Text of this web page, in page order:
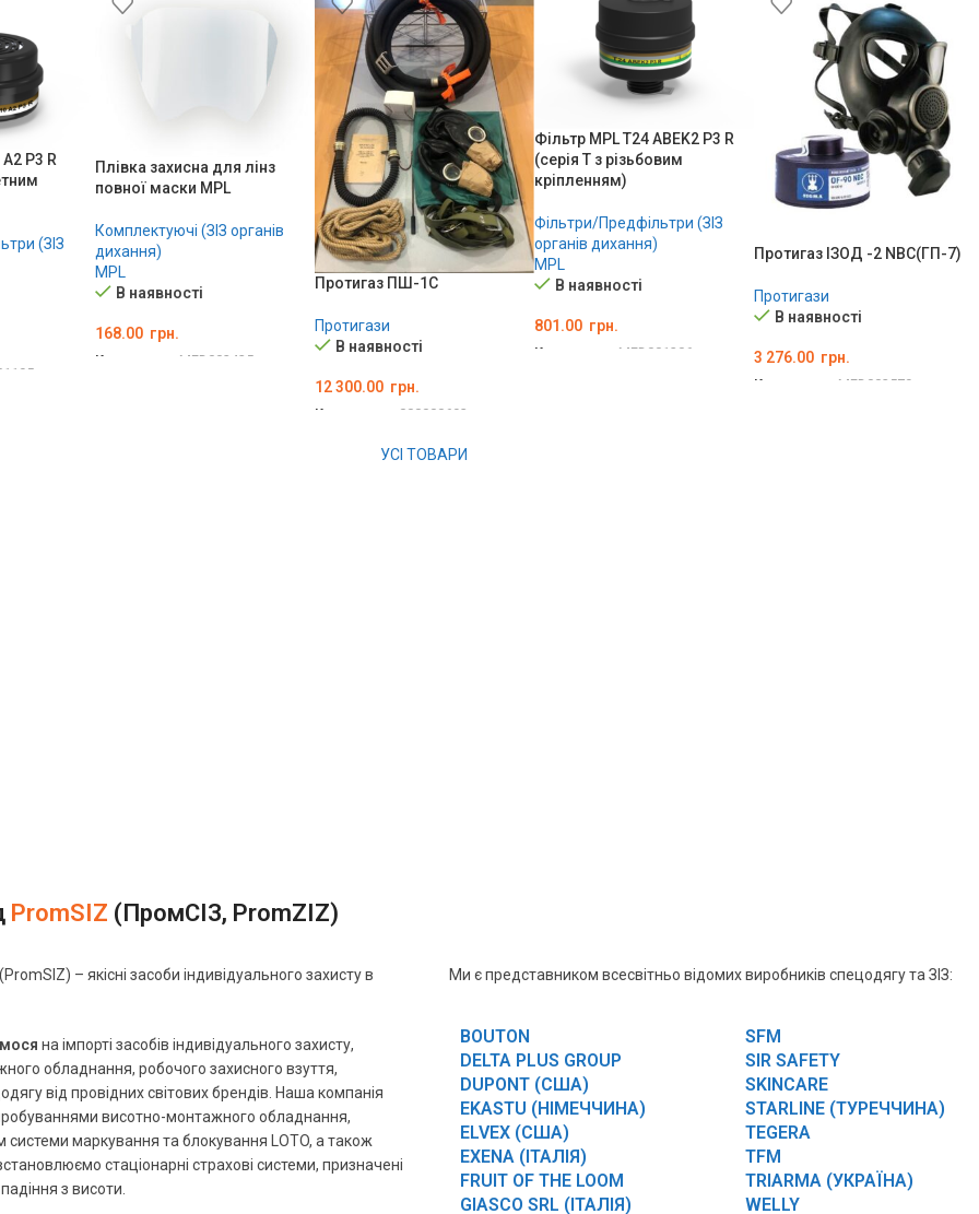
Фільтр MPL T24 ABEK2 P3 R
(серія T з різьбовим
кріпленням)
Фільтри/Предфільтри (ЗІЗ
органів дихання)
MPL
В наявності
801.00 грн.
Код товару: MED001206
P3 R
(ЗІЗ
Плівка захисна для лінз
повної маски MPL
Комплектуючі (ЗІЗ органів
дихання)
MPL
В наявності
168.00 грн.
Код товару: MED002435
Протигаз ПШ-1С
Протигази
В наявності
12 300.00 грн.
Код товару: 000000693
Протигаз ІЗОД -2 NBC(ГП-7)
Протигази
В наявності
3 276.00 грн.
Код товару: MED002579
УСІ ТОВАРИ
PromSIZ (ПромСІЗ, PromZIZ)
– якісні засоби індивідуального захисту в
на імпорті засобів індивідуального захисту,
обладнання, робочого захисного взуття,
від провідних світових брендів. Наша компанія
висотно-монтажного обладнання,
маркування та блокування LOTO, а також
стаціонарні страхові системи, призначені
з висоти.
Ми є представником всесвітньо відомих виробників спецодягу та ЗІЗ:
BOUTON
DELTA PLUS GROUP
DUPONT (США)
EKASTU (НІМЕЧЧИНА)
ELVEX (США)
EXENA (ІТАЛІЯ)
FRUIT OF THE LOOM
GIASCO SRL (ІТАЛІЯ)
SFM
SIR SAFETY
SKINCARE
STARLINE (ТУРЕЧЧИНА)
TEGERA
TFM
TRIARMA (УКРАЇНА)
WELLY